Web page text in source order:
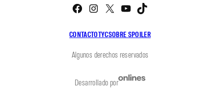
CONTACTOTYCSOBRE SPOILER
Algunos derechos reservados
Desarrollado por